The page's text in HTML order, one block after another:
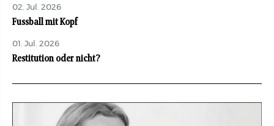
02. Jul. 2026
Fussball mit Kopf
01. Jul. 2026
Restitution oder nicht?